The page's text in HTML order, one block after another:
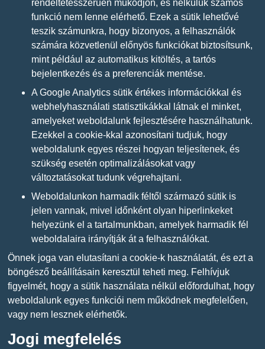
rendeltetésszerűen működjön, és nélkülük számos
funkció nem lenne elérhető. Ezek a sütik lehetővé
teszik számunkra, hogy bizonyos, a felhasználók
számára közvetlenül előnyös funkciókat biztosítsunk,
mint például az automatikus kitöltés, a tartós
bejelentkezés és a preferenciák mentése.
A Google Analytics sütik értékes információkkal és
webhelyhasználati statisztikákkal látnak el minket,
amelyeket weboldalunk fejlesztésére használhatunk.
Ezekkel a cookie-kkal azonosítani tudjuk, hogy
weboldalunk egyes részei hogyan teljesítenek, és
szükség esetén optimalizálásokat vagy
változtatásokat tudunk végrehajtani.
Weboldalunkon harmadik féltől származó sütik is
jelen vannak, mivel időnként olyan hiperlinkeket
helyezünk el a tartalmunkban, amelyek harmadik fél
weboldalaira irányítják át a felhasználókat.
Önnek joga van elutasítani a cookie-k használatát, és ezt a
böngésző beállításain keresztül teheti meg. Felhívjuk
figyelmét, hogy a sütik használata nélkül előfordulhat, hogy
weboldalunk egyes funkciói nem működnek megfelelően,
vagy nem lesznek elérhetők.
Jogi megfelelés